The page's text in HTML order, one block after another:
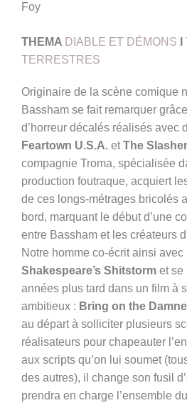
Foy
THEMA DIABLE ET DÉMONS
TERRESTRES
Originaire de la scène comique
Bassham se fait remarquer
d’horreur décalés réalisés avec
Feartown U.S.A. etThe
compagnie Troma, spécialisée
production foutraque, acquiert
de ces longs-métrages bricolés
bord, marquant le début d’une
entre Bassham et les créateurs
Notre homme co-écrit ainsi
Shakespeare’s Shitstorm et se
années plus tard dans un film à
ambitieux : Bring on the
au départ à solliciter plusieurs
réalisateurs pour chapeauter
aux scripts qu’on lui soumet
des autres), il change son fusil
prendra en charge l’ensemble